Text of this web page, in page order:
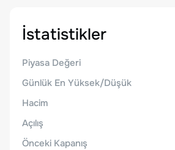
İstatistikler
Piyasa Değeri
Günlük En Yüksek/Düşük
Hacim
Açılış
Önceki Kapanış